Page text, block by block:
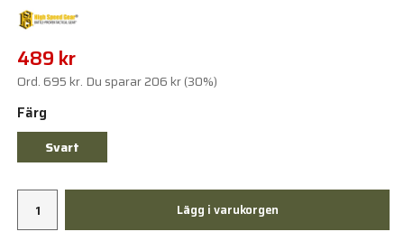
489 kr
Ord.695 kr. Du sparar206 kr(30%)
Färg
Svart
Lägg i varukorgen